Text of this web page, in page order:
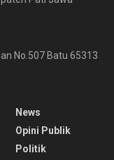
No.507 Batu 65313
News
Opini Publik
Politik